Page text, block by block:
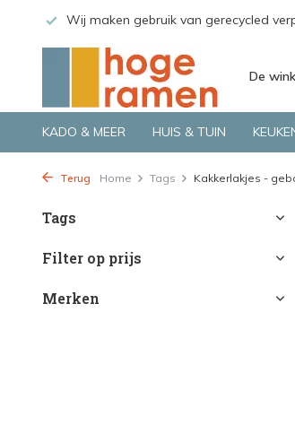
Wij maken gebruik van gerecycled
De
KADO & MEER HUIS & TUIN
Terug Home Tags Kakkerlakjes -
Tags
Filter op prijs
Merken